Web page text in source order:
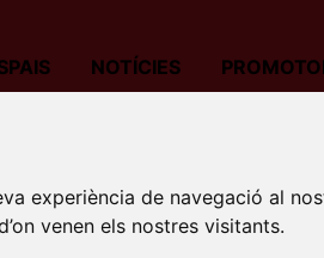
experiència de navegació al
venen els nostres visitants.
NOTÍCIES